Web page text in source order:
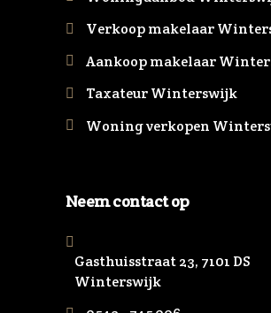
Verkoop makelaar
Aankoop makelaar
Taxateur Winterswijk
Woning verkopen
Neem contact op
Gasthuisstraat 23, 7101 DS
Winterswijk